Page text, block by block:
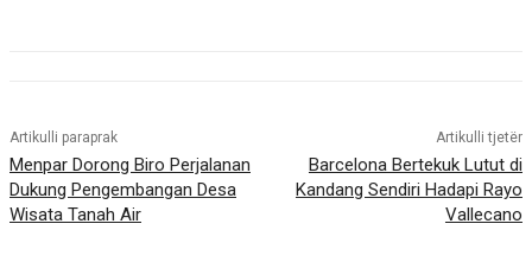
Artikulli paraprak
Menpar Dorong Biro Perjalanan
Dukung Pengembangan Desa
Wisata Tanah Air
Artikulli tjetër
Barcelona Bertekuk Lutut di
Kandang Sendiri Hadapi Rayo
Vallecano